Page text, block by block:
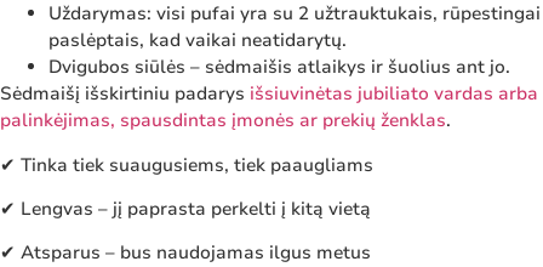
Uždarymas: visi pufai yra su 2 užtrauktukais, rūpestingai
paslėptais, kad vaikai neatidarytų.
Dvigubos siūlės – sėdmaišis atlaikys ir šuolius ant jo.
Sėdmaišį išskirtiniu padarys išsiuvinėtas jubiliato vardas arba
palinkėjimas, spausdintas įmonės ar prekių ženklas.
✔ Tinka tiek suaugusiems, tiek paaugliams
✔ Lengvas – jį paprasta perkelti į kitą vietą
✔ Atsparus – bus naudojamas ilgus metus